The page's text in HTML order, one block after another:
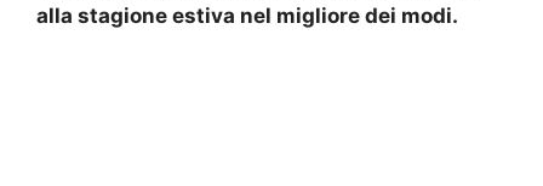
alla stagione estiva nel migliore dei modi.